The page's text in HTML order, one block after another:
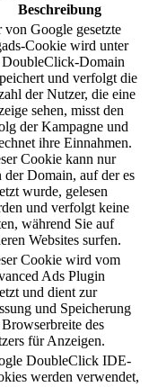
Beschreibung
von Google gesetzte
Cookie wird unter
DoubleClick-Domain
und verfolgt die
der Nutzer, die eine
sehen, misst den
der Kampagne und
ihre Einnahmen.
Cookie kann nur
der Domain, auf der es
wurde, gelesen
und verfolgt keine
während Sie auf
Websites surfen.
Cookie wird vom
Ads Plugin
und dient zur
und Speicherung
des
für Anzeigen.
DoubleClick IDE-
werden verwendet,